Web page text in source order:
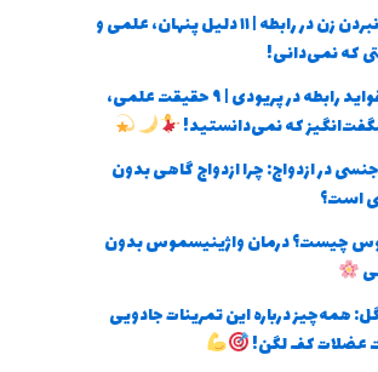
دلیل لذت نبردن زن در رابطه | ۱۱ دلیل پنهان، علمی و
که نمی‌دانی!
فواید رابطه در پریودی | ۹ حقیقت علمی،
که نمی‌دانستید!
در ازدواج: چرا ازدواج گاهی بدون
است؟
چیست؟ درمان واژینیسموس بدون
همه‌چیز درباره این تمرینات جادویی
عضلات کف لگن!